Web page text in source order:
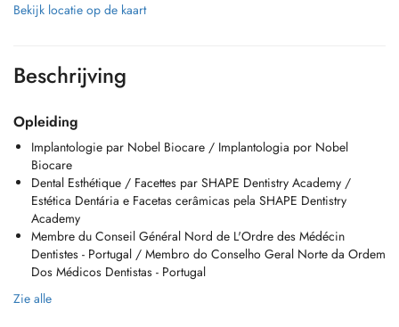
Bekijk locatie op de kaart
Beschrijving
Opleiding
Implantologie par Nobel Biocare / Implantologia por Nobel
Biocare
Dental Esthétique / Facettes par SHAPE Dentistry Academy /
Estética Dentária e Facetas cerâmicas pela SHAPE Dentistry
Academy
Membre du Conseil Général Nord de L'Ordre des Médécin
Dentistes - Portugal / Membro do Conselho Geral Norte da Ordem
Dos Médicos Dentistas - Portugal
Zie alle